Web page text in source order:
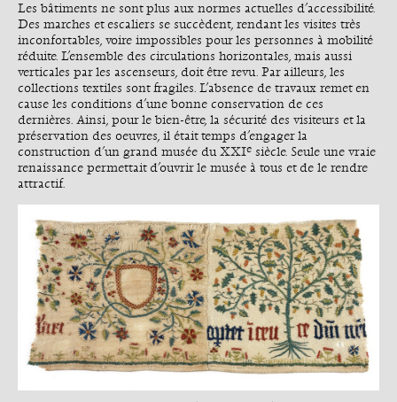
Les bâtiments ne sont plus aux normes actuelles d’accessibilité.
Des marches et escaliers se succèdent, rendant les visites très
inconfortables, voire impossibles pour les personnes à mobilité
réduite. L’ensemble des circulations horizontales, mais aussi
verticales par les ascenseurs, doit être revu. Par ailleurs, les
collections textiles sont fragiles. L’absence de travaux remet en
cause les conditions d’une bonne conservation de ces
dernières. Ainsi, pour le bien-être, la sécurité des visiteurs et la
préservation des oeuvres, il était temps d’engager la
construction d’un grand musée du XXIe siècle. Seule une vraie
renaissance permettait d’ouvrir le musée à tous et de le rendre
attractif.